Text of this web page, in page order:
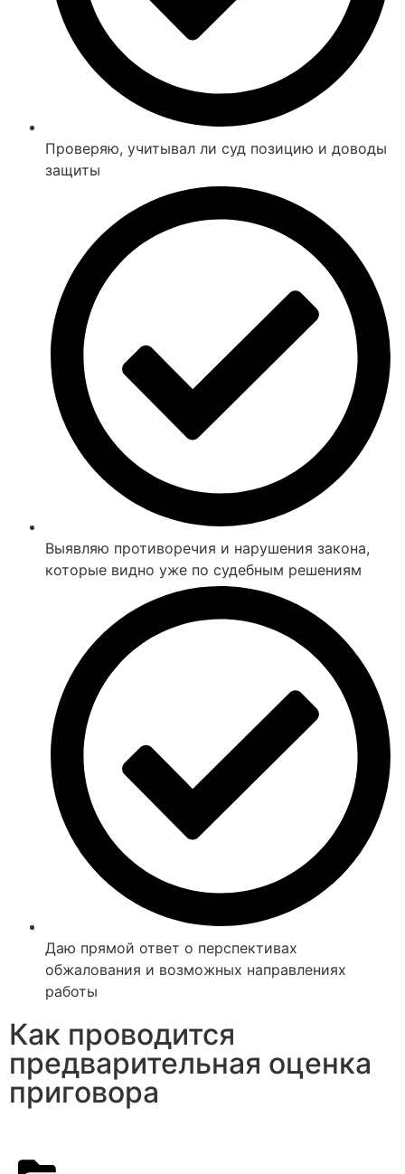
Проверяю, учитывал ли суд позицию и доводы
защиты
Выявляю противоречия и нарушения закона,
которые видно уже по судебным решениям
Даю прямой ответ о перспективах
обжалования и возможных направлениях
работы
Как проводится
предварительная оценка
приговора